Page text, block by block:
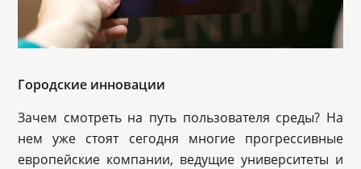
Городские инновации
Зачем смотреть на путь пользователя среды? На
нем уже стоят сегодня многие прогрессивные
европейские компании, ведущие университеты и